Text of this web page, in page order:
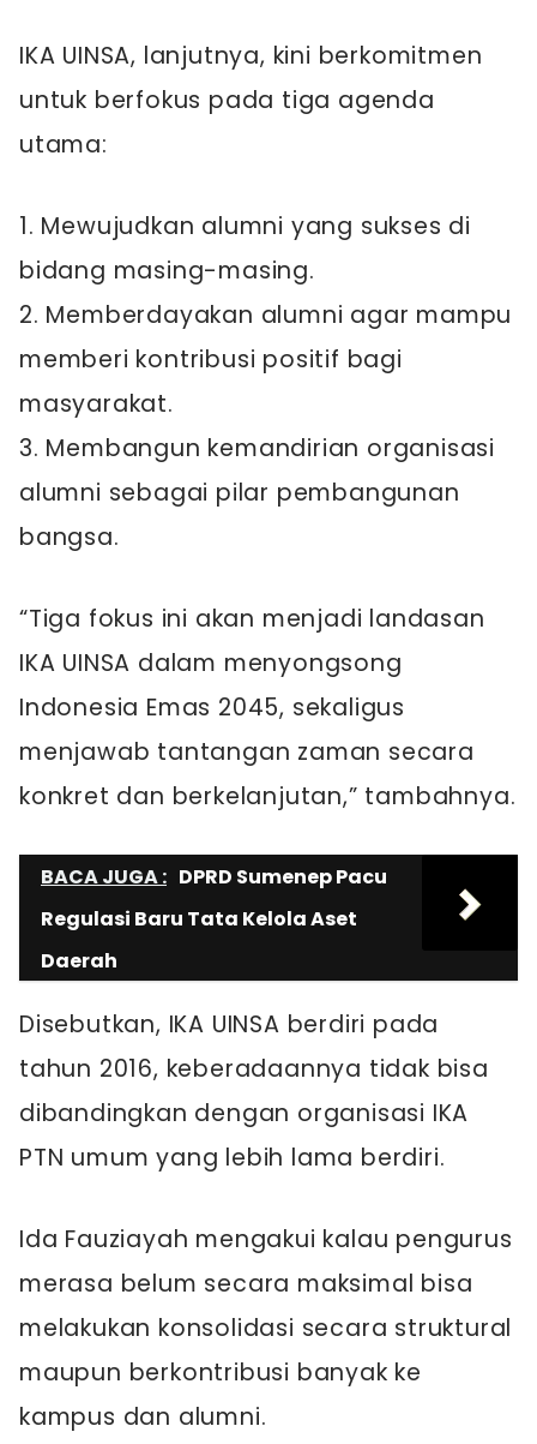
IKA UINSA, lanjutnya, kini berkomitmen
untuk berfokus pada tiga agenda
utama:
1. Mewujudkan alumni yang sukses di
bidang masing-masing.
2. Memberdayakan alumni agar mampu
memberi kontribusi positif bagi
masyarakat.
3. Membangun kemandirian organisasi
alumni sebagai pilar pembangunan
bangsa.
“Tiga fokus ini akan menjadi landasan
IKA UINSA dalam menyongsong
Indonesia Emas 2045, sekaligus
menjawab tantangan zaman secara
konkret dan berkelanjutan,” tambahnya.
BACA JUGA : DPRD Sumenep Pacu
Regulasi Baru Tata Kelola Aset
Daerah
Disebutkan, IKA UINSA berdiri pada
tahun 2016, keberadaannya tidak bisa
dibandingkan dengan organisasi IKA
PTN umum yang lebih lama berdiri.
Ida Fauziayah mengakui kalau pengurus
merasa belum secara maksimal bisa
melakukan konsolidasi secara struktural
maupun berkontribusi banyak ke
kampus dan alumni.